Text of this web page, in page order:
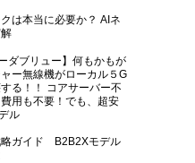
は本当に必要か？ AIネ
ダブリュー】何もかもが
ー無線機がローカル５G
る！！ コアサーバー不
用も不要！でも、超安
ル
略ガイド B2B2Xモデル